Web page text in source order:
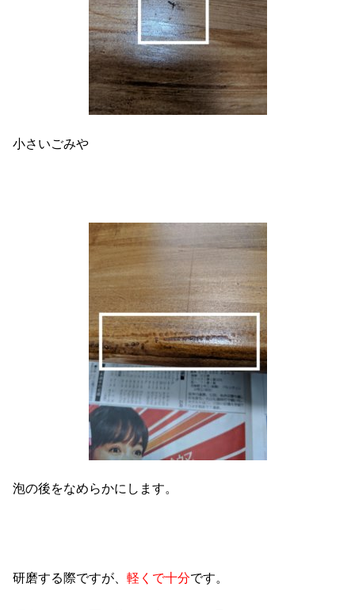
小さいごみや
泡の後をなめらかにします。
研磨する際ですが、 軽くで十分です。